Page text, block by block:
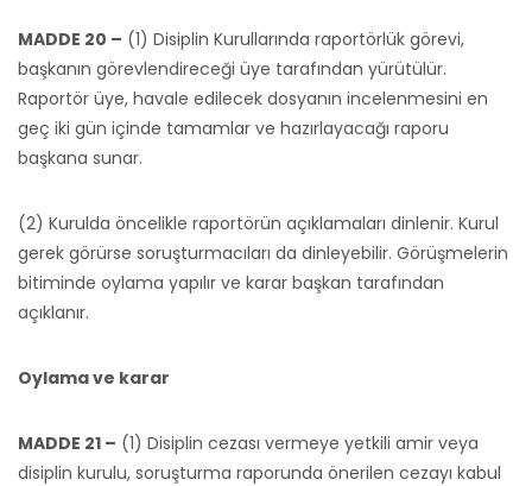
MADDE 20 – (1) Disiplin Kurullarında raportörlük görevi,
başkanın görevlendireceği üye tarafından yürütülür.
Raportör üye, havale edilecek dosyanın incelenmesini en
geç iki gün içinde tamamlar ve hazırlayacağı raporu
başkana sunar.
(2) Kurulda öncelikle raportörün açıklamaları dinlenir. Kurul
gerek görürse soruşturmacıları da dinleyebilir. Görüşmelerin
bitiminde oylama yapılır ve karar başkan tarafından
açıklanır.
Oylama ve karar
MADDE 21 – (1) Disiplin cezası vermeye yetkili amir veya
disiplin kurulu, soruşturma raporunda önerilen cezayı kabul